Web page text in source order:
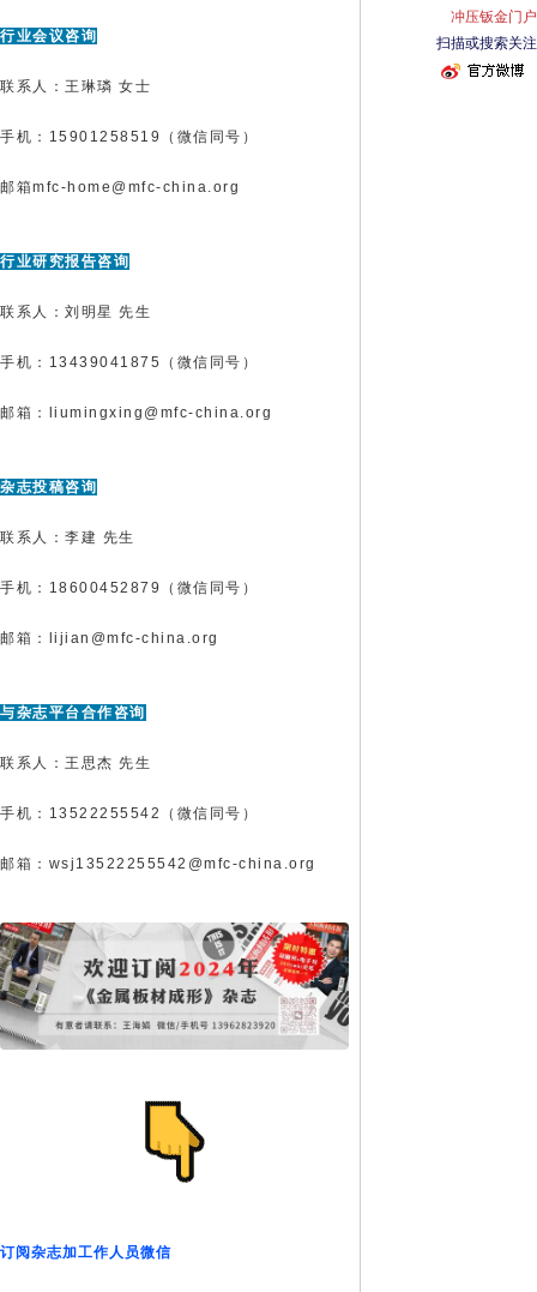
行业会议咨询
联系人：王琳璘 女士
手机：15901258519（微信同号）
邮箱mfc-home@mfc-china.org
行业研究报告咨询
联系人：刘明星 先生
手机：13439041875（微信同号）
邮箱：liumingxing@mfc-china.org
杂志投稿咨询
联系人：李建 先生
手机：18600452879（微信同号）
邮箱：lijian@mfc-china.org
与杂志平台合作咨询
联系人：王思杰 先生
手机：13522255542（微信同号）
邮箱：wsj13522255542@mfc-china.org
订阅杂志加工作人员微信
冲压钣金门户
扫描或搜索关注